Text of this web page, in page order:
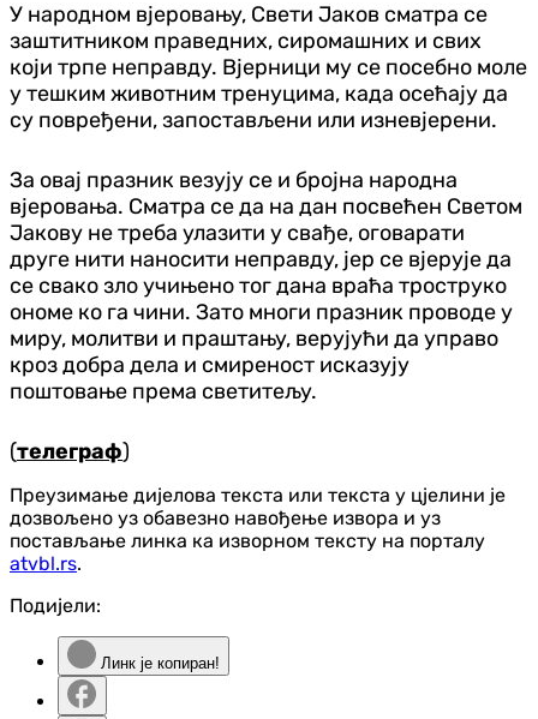
У народном вјеровању, Свети Јаков сматра се
заштитником праведних, сиромашних и свих
који трпе неправду. Вјерници му се посебно моле
у тешким животним тренуцима, када осећају да
су повређени, запостављени или изневјерени.
За овај празник везују се и бројна народна
вјеровања. Сматра се да на дан посвећен Светом
Јакову не треба улазити у свађе, оговарати
друге нити наносити неправду, јер се вјерује да
се свако зло учињено тог дана враћа троструко
ономе ко га чини. Зато многи празник проводе у
миру, молитви и праштању, верујући да управо
кроз добра дела и смиреност исказују
поштовање према светитељу.
(телеграф)
Преузимање дијелова текста или текста у цјелини је
дозвољено уз обавезно навођење извора и уз
постављање линка ка изворном тексту на порталу
atvbl.rs.
Подијели:
Линк је копиран!